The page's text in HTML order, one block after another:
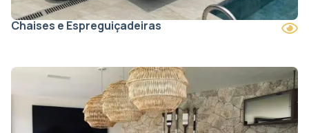
Chaises e Espreguiçadeiras